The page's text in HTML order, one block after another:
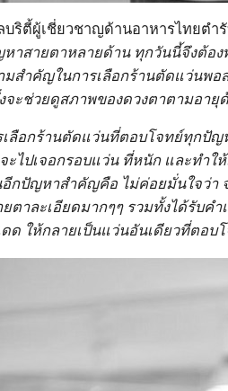
บริตี้ผู้เชี่ยวชาญด้านอาหารไทยตำ
าสายตาหลายด้าน ทุกวันนี้จึงต้อ
มสำคัญในการเลือกร้านตัดแว่นพ
ะช่วยดูสภาพของดวงตาตามอายุ
ลือกร้านตัดแว่นที่ตอบโจทย์ทุกปัญ
ะไปเจอกรอบแว่น ที่หนัก และทำ
อีกปัญหาสำคัญคือ ไม่ค่อยมั่นใจว่า
ตาละเอียดมากๆๆ รวมทั้งได้รับ
ด ให้กลายเป็นแว่นอันเดียวที่ตอบ